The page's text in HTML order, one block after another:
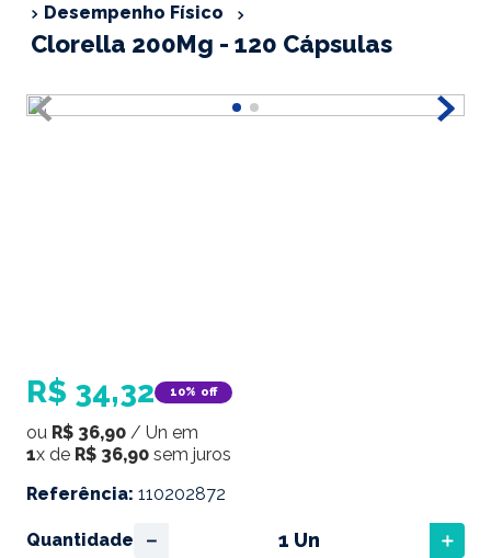
Desempenho Físico
Clorella 200Mg - 120 Cápsulas
R$ 34,32 10% off
ou R$ 36,90 / Un em
1x de R$ 36,90 sem juros
Referência: 110202872
Quantidade ＋
－